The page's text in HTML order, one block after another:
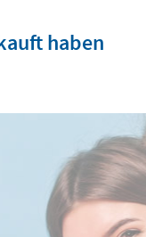
haben